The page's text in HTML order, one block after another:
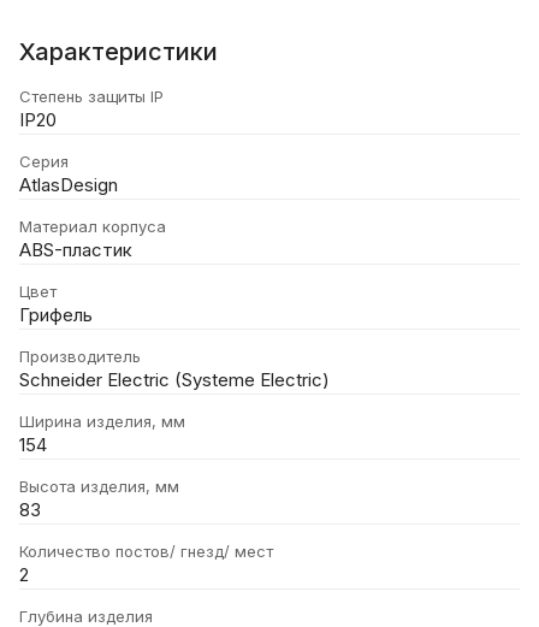
Характеристики
Степень защиты IP
IP20
Серия
AtlasDesign
Материал корпуса
ABS-пластик
Цвет
Грифель
Производитель
Schneider Electric (Systeme Electric)
Ширина изделия, мм
154
Высота изделия, мм
83
Количество постов/ гнезд/ мест
2
Глубина изделия